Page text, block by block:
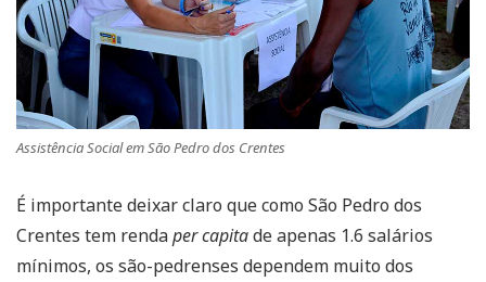
Assistência Social em São Pedro dos Crentes
É importante deixar claro que como São Pedro dos
Crentes tem rendaper capitade apenas 1.6 salários
mínimos, os são-pedrenses dependem muito dos